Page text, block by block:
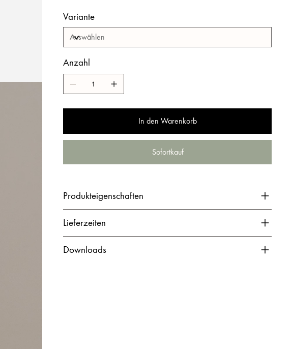
Variante
Anzahl
In den Warenkorb
Sofortkauf
Produkteigenschaften
Lieferzeiten
Downloads